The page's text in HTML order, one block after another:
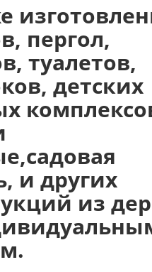
пергол,
туалетов,
детских
и других
из